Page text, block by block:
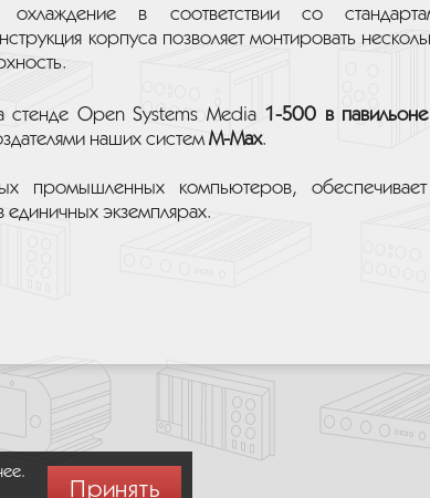
охлаждение в соответствии со
корпуса позволяет монтировать
стенде Open Systems Media 1-500 в
наших систем M-Max.
промышленных компьютеров,
единичных экземплярах.
Принять